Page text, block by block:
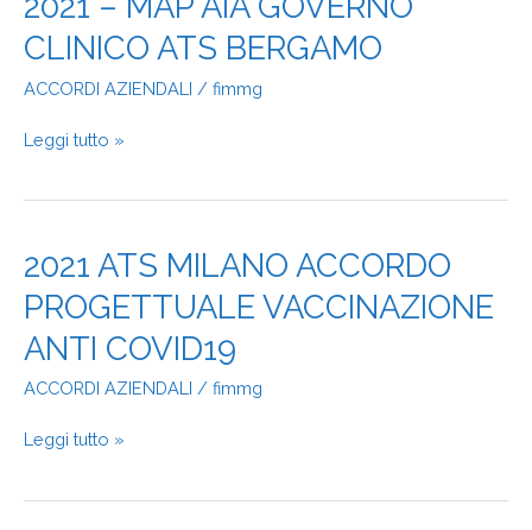
CLINICO ATS BERGAMO
ACCORDI AZIENDALI / fimmg
–
MAP
GOVERNO
ATS
Leggi tutto »
2021 ATS MILANO ACCORDO
PROGETTUALE VACCINAZIONE
ANTI COVID19
ACCORDI AZIENDALI / fimmg
2021
ATS
MILANO
PROGETTUALE
VACCINAZIONE
COVID19
Leggi tutto »